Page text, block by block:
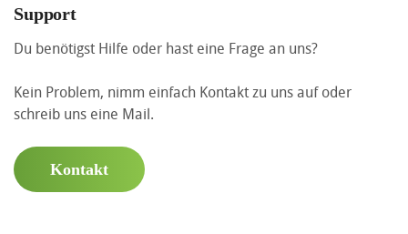
Support
Du benötigst Hilfe oder hast eine Frage an uns?
Kein Problem, nimm einfach Kontakt zu uns auf oder
schreib uns eine Mail.
Kontakt